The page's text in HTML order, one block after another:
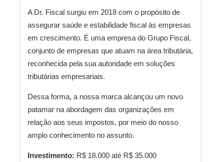
A Dr. Fiscal surgiu em 2018 com o propósito de
assegurar saúde e estabilidade fiscal às empresas
em crescimento. É uma empresa do Grupo Fiscal,
conjunto de empresas que atuam na área tributária,
reconhecida pela sua autoridade em soluções
tributárias empresariais.
Dessa forma, a nossa marca alcançou um novo
patamar na abordagem das organizações em
relação aos seus impostos, por meio do nosso
amplo conhecimento no assunto.
Investimento: R$ 18.000 até R$ 35.000